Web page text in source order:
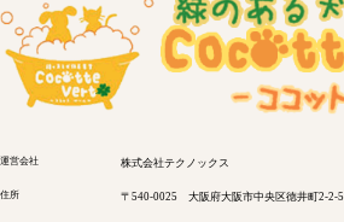
運営会社 株式会社テクノックス
住所 〒540-0025 大阪府大阪市中央区徳井町2-2-5